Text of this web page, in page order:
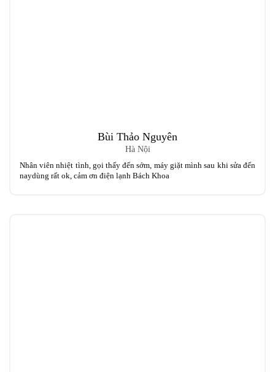
Bùi Thảo Nguyên
Hà Nội
Nhân viên nhiệt tình, gọi thấy đến sớm, máy giặt mình sau khi sửa đến
naydùng rất ok, cảm ơn điện lạnh Bách Khoa